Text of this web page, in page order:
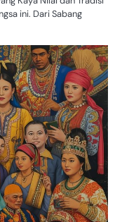
ini. Dari Sabang